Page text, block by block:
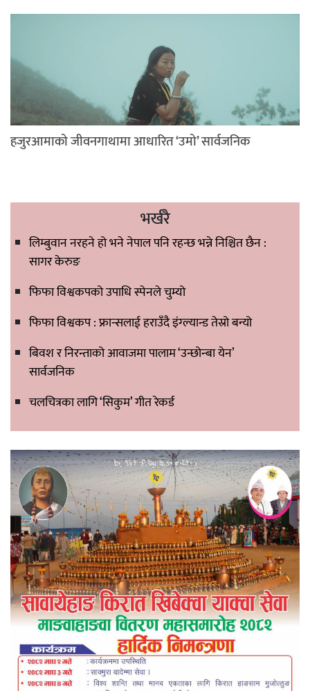
हजुरआमाको जीवनगाथामा आधारित ‘उमो’ सार्वजनिक
भर्खरै
लिम्बुवान नरहने हो भने नेपाल पनि रहन्छ भन्ने निश्चित छैन :
सागर केरुङ
फिफा विश्वकपको उपाधि स्पेनले चुम्यो
फिफा विश्वकप : फ्रान्सलाई हराउँदै इंग्ल्यान्ड तेस्रो बन्यो
बिवश र निरन्ताको आवाजमा पालाम ‘उन्छोन्बा येन’
सार्वजनिक
चलचित्रका लागि ‘सिकुम’ गीत रेकर्ड